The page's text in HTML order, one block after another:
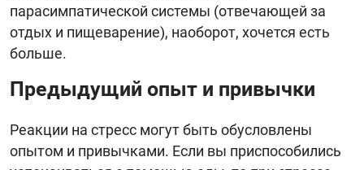
парасимпатической системы (отвечающей за
отдых и пищеварение), наоборот, хочется есть
больше.
Предыдущий опыт и привычки
Реакции на стресс могут быть обусловлены
опытом и привычками. Если вы приспособились